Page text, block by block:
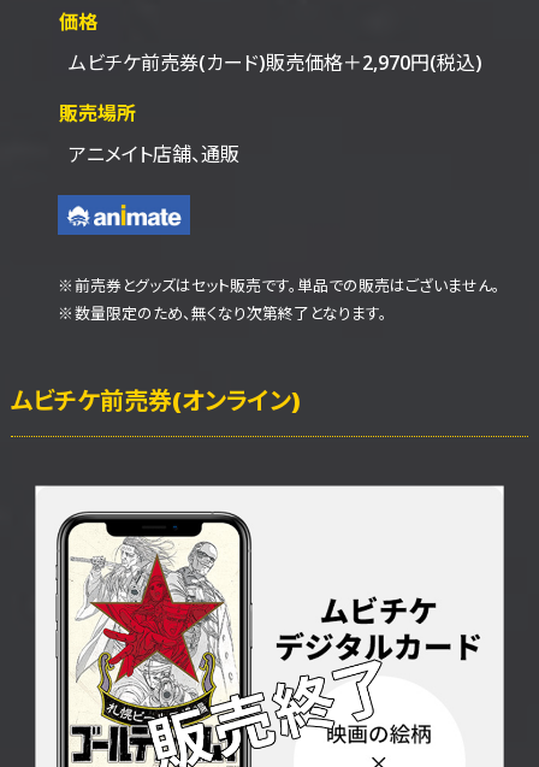
価格
ムビチケ前売券(カード)販売価格＋2,970円(税込)
販売場所
アニメイト店舗、通販
前売券とグッズはセット販売です。単品での販売はございません。
数量限定のため、無くなり次第終了となります。
ムビチケ前売券(オンライン)